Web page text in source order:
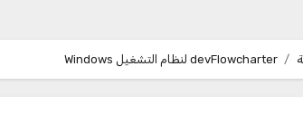
devFlowcharter لنظام التشغيل Windows